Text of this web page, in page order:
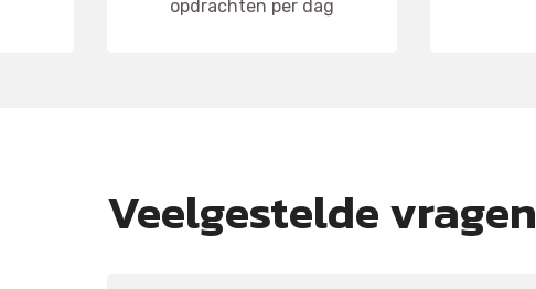
opdrachten per dag
Veelgestelde vragen